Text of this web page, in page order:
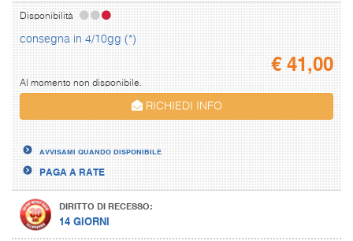
Disponibilità
consegna in 4/10gg (*)
€41,00
Al momento non disponibile.
RICHIEDI INFO
AVVISAMI QUANDO DISPONIBILE
PAGA A RATE
DIRITTO DI RECESSO:
14 GIORNI